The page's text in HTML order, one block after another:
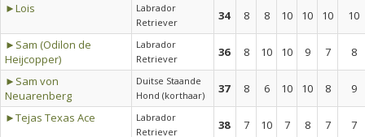
►Lois
Labrador
Retriever
34 8 8 10 10 10
10
►Sam (Odilon de
Heijcopper)
Labrador
Retriever
36 8 10 10 9 7
8
►Sam von
Neuarenberg
Duitse Staande
Hond (korthaar)
37 8 6 10 10 8
9
►Tejas Texas Ace
Labrador
Retriever
38 7 10 7 8 7 7